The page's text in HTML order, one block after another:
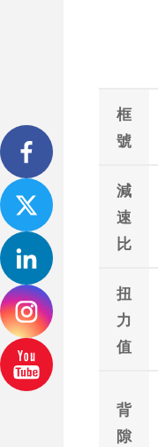
框
號
減
速
比
扭
力
值
背
隙